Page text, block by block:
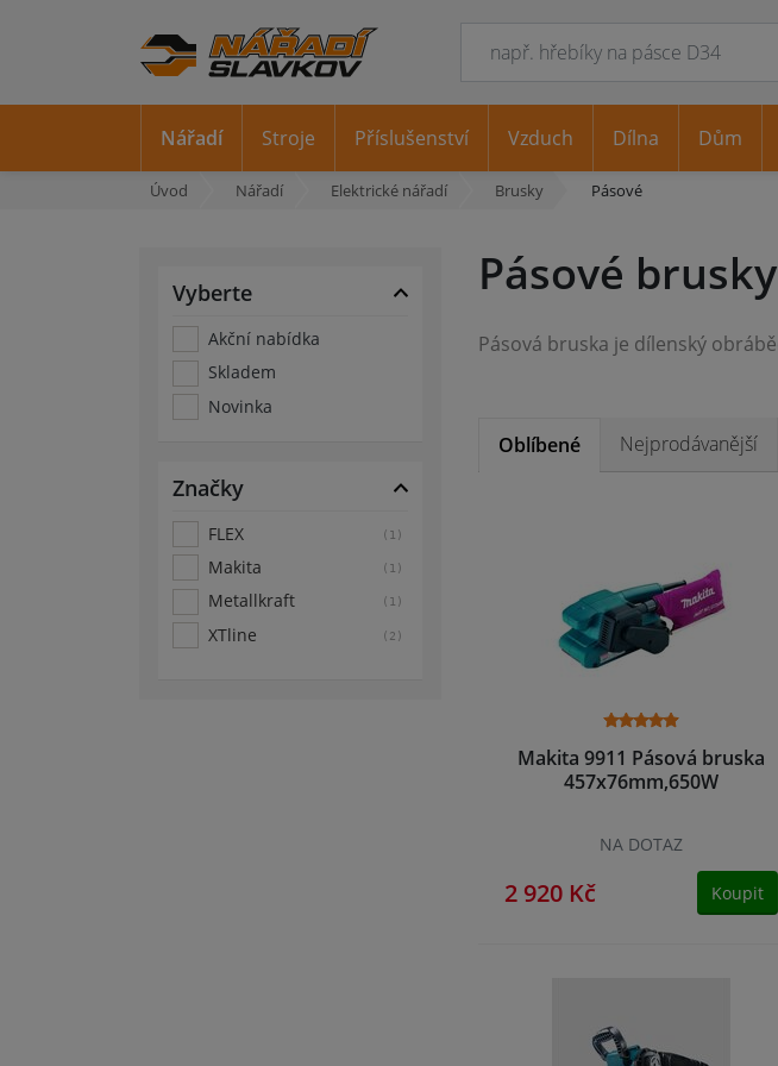
Úvod Nářadí Elektrické nářadí Brusky Pásové
Vyberte
Akční nabídka
Skladem
Novinka
Značky
FLEX (1)
Makita (1)
Metallkraft (1)
XTline (2)
Pásové brusky
Oblíbené Nejprodávanější
Makita 9911 Pásová bruska
457x76mm,650W
NA DOTAZ
2 920 Kč Koupit
Nářadí Stroje Příslušenství Vzduch Dílna Dům